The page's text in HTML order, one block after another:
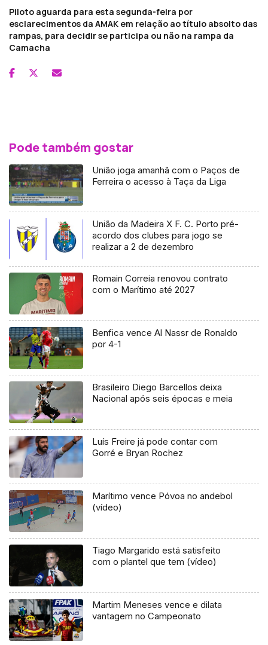
Piloto aguarda para esta segunda-feira por
esclarecimentos da AMAK em relação ao título absolto das
rampas, para decidir se participa ou não na rampa da
Camacha
Pode também gostar
União joga amanhã com o Paços de
Ferreira o acesso à Taça da Liga
União da Madeira X F. C. Porto pré-
acordo dos clubes para jogo se
realizar a 2 de dezembro
Romain Correia renovou contrato
com o Marítimo até 2027
Benfica vence Al Nassr de Ronaldo
por 4-1
Brasileiro Diego Barcellos deixa
Nacional após seis épocas e meia
Luís Freire já pode contar com
Gorré e Bryan Rochez
Marítimo vence Póvoa no andebol
(vídeo)
Tiago Margarido está satisfeito
com o plantel que tem (vídeo)
Martim Meneses vence e dilata
vantagem no Campeonato